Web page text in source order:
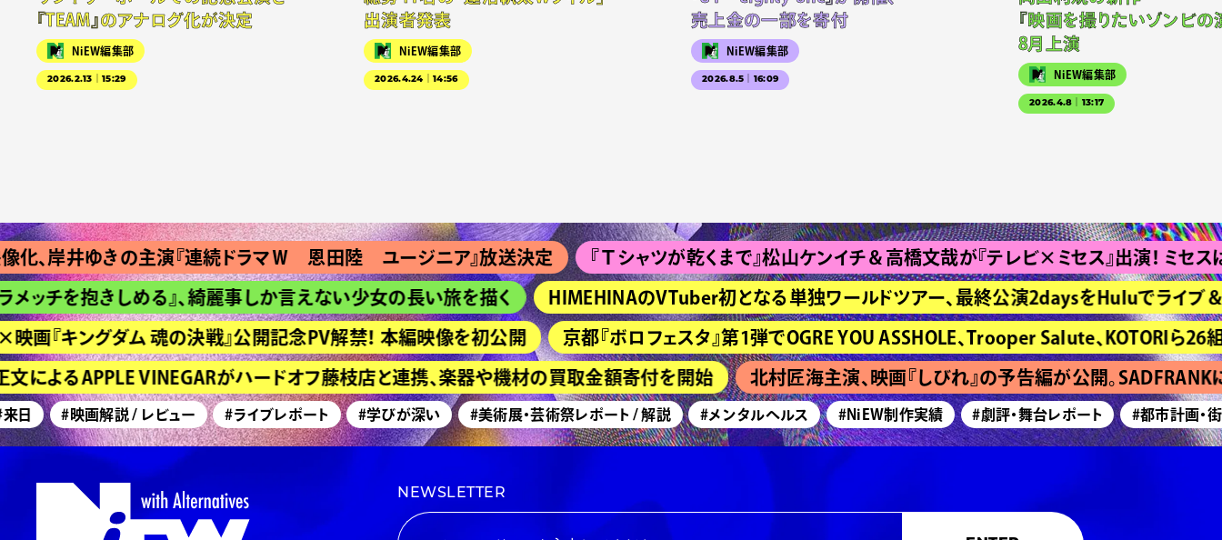
『TEAM』のアナログ化が決定
NiEW編集部
2026.2.13｜15:29
出演者発表
NiEW編集部
2026.4.24｜14:56
売上金の一部を寄付
NiEW編集部
2026.8.5｜16:09
『映画を撮りたいゾンビの
8月上演
NiEW編集部
2026.4.8｜13:17
岸井ゆきの主演『連続ドラマＷ 恩田陸 ユージニア』放送決定 『Ｔシャツが乾くまで』松山ケンイチ＆高橋文哉が『テレビ×ミセス』出演！ ミセスは
チを抱きしめる』、綺麗事しか言えない少女の長い旅を描く HIMEHINAのVTuber初となる単独ワールドツアー、最終公演2daysをHuluでライブ＆見
『キングダム 魂の決戦』公開記念PV解禁！ 本編映像を初公開 京都『ボロフェスタ』第1弾でOGRE YOU ASSHOLE、Trooper Salute、KOTORIら26組発
よるAPPLE VINEGARがハードオフ藤枝店と連携、楽器や機材の買取金額寄付を開始 北村匠海主演、映画『しびれ』の予告編が公開。SADFRANK
#映画解説 / レビュー #ライブレポート #学びが深い #美術展・芸術祭レポート / 解説 #メンタルヘルス #NiEW制作実績 #劇評・舞台レポート #都市計画・街づ
NEWSLETTER